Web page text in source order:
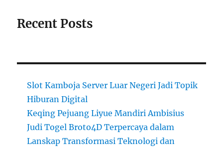
Recent Posts
Slot Kamboja Server Luar Negeri Jadi Topik
Hiburan Digital
Keqing Pejuang Liyue Mandiri Ambisius
Judi Togel Broto4D Terpercaya dalam
Lanskap Transformasi Teknologi dan